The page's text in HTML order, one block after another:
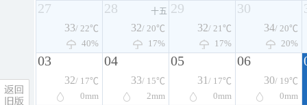
27
33/ 22℃
40%
28 十五
32/ 20℃
17%
29
32/ 21℃
17%
30
34/ 20℃
20%
03
32/ 17℃
0mm
04
33/ 15℃
2mm
05
31 / 17℃
0mm
06
30/ 19℃
0mm